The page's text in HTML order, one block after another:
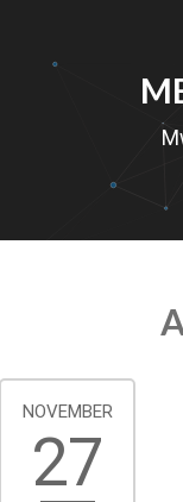
NOVEMBER
27